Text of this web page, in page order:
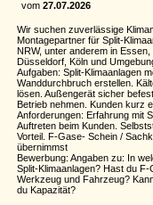
vom 27.07.2026
Wir suchen zuverlässige
Montagepartner für Split-
NRW, unter anderem in
Düsseldorf, Köln und
Aufgaben: Split-Klimaanlagen
Wanddurchbruch erstellen.
lösen. Außengerät sicher
Betrieb nehmen. Kunden kurz
Anforderungen: Erfahrung mit
Auftreten beim Kunden.
Vorteil. F-Gase- Schein /
übernimmst
Bewerbung: Angaben zu: In
Split-Klimaanlagen? Hast du
Werkzeug und Fahrzeug?
du Kapazität?